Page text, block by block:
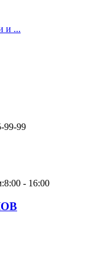
и ...
99-99
8:00 - 16:00